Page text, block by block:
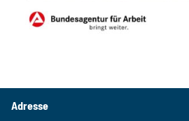
Adresse